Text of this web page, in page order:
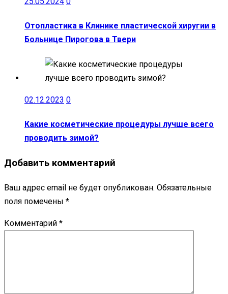
Отопластика в Клинике пластической хиругии в
Больнице Пирогова в Твери
02.12.2023 0
Какие косметические процедуры лучше всего
проводить зимой?
Добавить комментарий
Ваш адрес email не будет опубликован. Обязательные
поля помечены *
Комментарий *